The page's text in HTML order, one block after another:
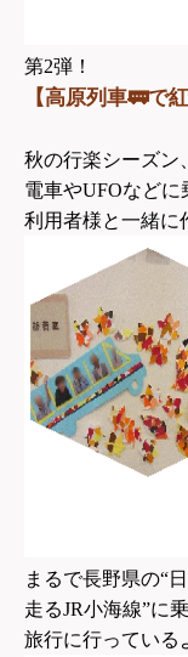
第2弾！
【高原列車🚃で
秋の行楽シーズン、
電車やUFOなどに
利用者様と一緒
まるで長野県の“
走るJR小海線”に
旅行に行っている